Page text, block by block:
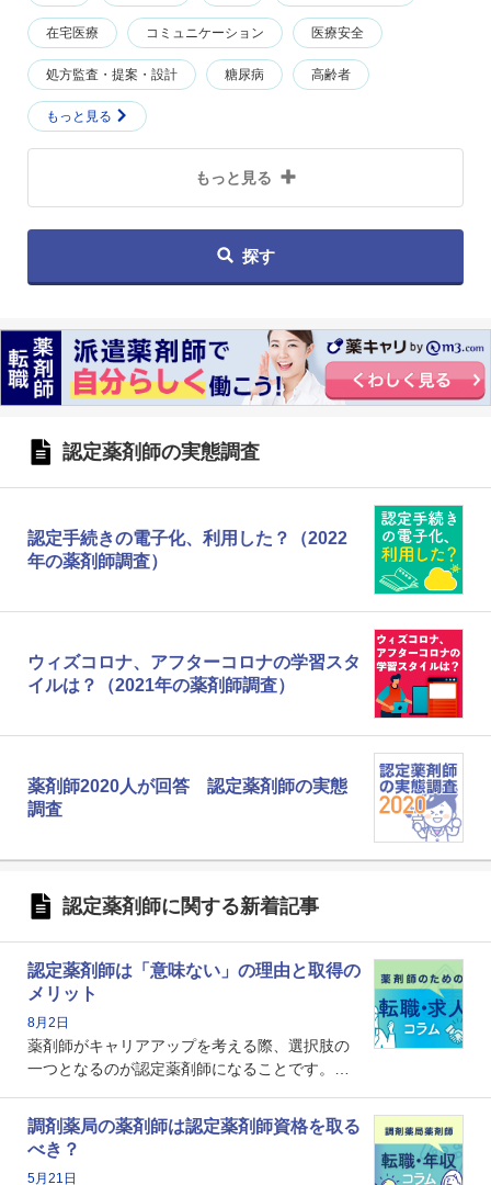
在宅医療 コミュニケーション 医療安全
処方監査・提案・設計 糖尿病 高齢者
もっと見る
もっと見る
探す
認定薬剤師の実態調査
認定手続きの電子化、利用した？（2022
年の薬剤師調査）
ウィズコロナ、アフターコロナの学習スタ
イルは？（2021年の薬剤師調査）
薬剤師2020人が回答 認定薬剤師の実態
調査
認定薬剤師に関する新着記事
認定薬剤師は「意味ない」の理由と取得の
メリット
8月2日
薬剤師がキャリアアップを考える際、選択肢の
一つとなるのが認定薬剤師になることです。し
という声を聞いたことがあるかもしれません。
本記事では、認定薬剤師が「意味ない」といわ
れる理由や、取得するメリット、年収・キャリ
調剤薬局の薬剤師は認定薬剤師資格を取る
べき？
5月21日